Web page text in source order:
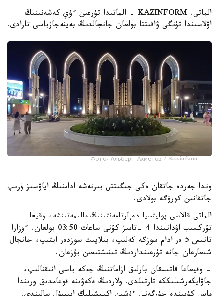
الماتى. KAZINFORM - الماتىدا تۇرعىن ءۇي كەشەنىنىڭ
اۋلاسىندا تۇنگى ۋاقىتتا بولعان جانجالدىڭ بەينەجازباسى تارادى.
Фото: Альберт Ахметов / Kazinform
وندا جەردە جاتقان ەكى جىگىتتى بىرنەشە ادامنىڭ اياۋسىز ۇرىپ
جاتقانىن كورۋگە بولادى.
الماتى قالاسى پوليتسيا دەپارتامەنتىنىڭ مالىمەتىنشە، وقيعا
تۇركسىب اۋدانىندا 4 -تامىز كۇنى ساعات 03:50 بولعان. ءوزارا
تانىس 5 ەر ادام سوزگە كەلىپ، بىلاپىت سوزدەر ايتىپ، جانجال
شىعارعان جانە تۇرعىنداردىڭ تىنىشتىعىن بۇزعان.
- وقيعاعا قاتىسقان بارلىق ازاماتتىڭ جەكە باسى انىقتالىپ،
جاۋاپكەرشىلىككە تارتىلدى. ولاردىڭ ەكەۋىنە قوعامدىق ورىندا